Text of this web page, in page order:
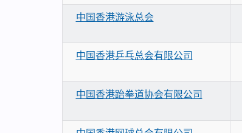
中国香港游泳总会
中国香港乒乓总会有限公司
中国香港跆拳道协会有限公司